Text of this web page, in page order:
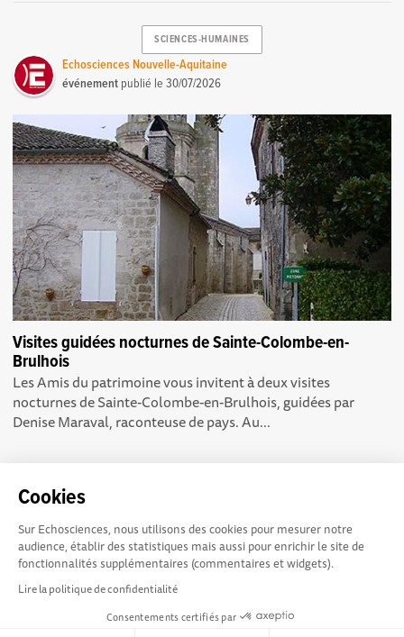
Cookies
Sur Echosciences, nous utilisons des cookies pour mesurer notre
audience, établir des statistiques mais aussi pour enrichir le site de
fonctionnalités supplémentaires (commentaires et widgets).
Lire la politique de confidentialité
Consentements certifiés par
SCIENCES-HUMAINES
Echosciences Nouvelle-Aquitaine
événement publié le30/07/2026
Visites guidées nocturnes de Sainte-Colombe-en-
Brulhois
Les Amis du patrimoine vous invitent à deux visites
nocturnes de Sainte-Colombe-en-Brulhois, guidées par
Denise Maraval, raconteuse de pays. Au...
Conditions Générales d'utilisation
Echosciences Sud
Provence-Alpes-Côte
d'Azur est à l'initiative de la Région Sud et de la Délégation
régionale académique pour la Recherche et l'Innovation
Provence-Alpes-Côte d'Azur. La plateforme est mise en